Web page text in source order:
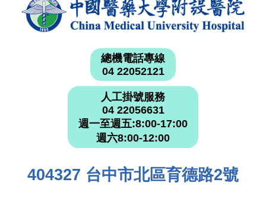
總機電話專線
04 22052121
人工掛號服務
04 22056631
週一至週五:8:00-17:00
週六8:00-12:00
404327 台中市北區育德路2號